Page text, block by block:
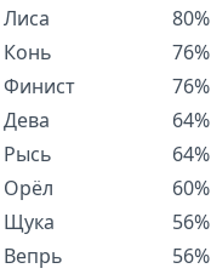
Лиса
80%
Конь
76%
Финист
76%
Дева
64%
Рысь
64%
Орёл
60%
Щука
56%
Вепрь
56%